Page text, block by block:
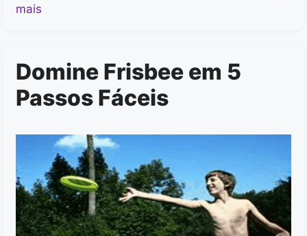
mais
Domine Frisbee em 5
Passos Fáceis